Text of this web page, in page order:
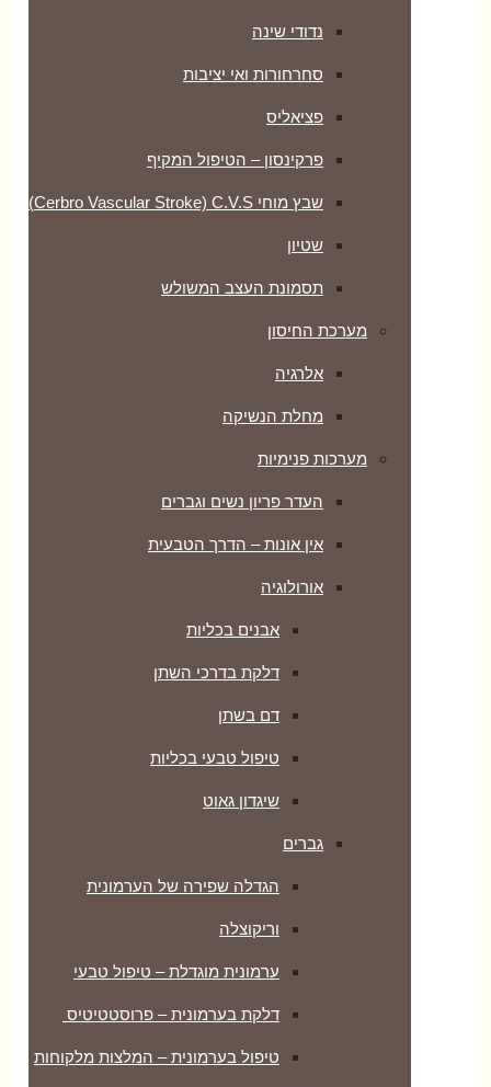
נדודי שינה
סחרחורות ואי יציבות
פציאליס
פרקינסון – הטיפול המקיף
שבץ מוחי Cerbro Vascular Stroke) C.V.S)
שטיון
תסמונת העצב המשולש
מערכת החיסון
אלרגיה
מחלת הנשיקה
מערכות פנימיות
העדר פריון נשים וגברים
אין אונות – הדרך הטבעית
אורולוגיה
אבנים בכליות
דלקת בדרכי השתן
דם בשתן
טיפול טבעי בכליות
שיגדון גאוט
גברים
הגדלה שפירה של הערמונית
וריקוצלה
ערמונית מוגדלת – טיפול טבעי
דלקת בערמונית – פרוסטטיטיס
טיפול בערמונית – המלצות מלקוחות